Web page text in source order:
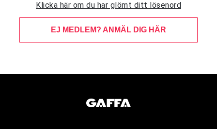
Klicka här om du har glömt ditt lösenord
EJ MEDLEM? ANMÄL DIG HÄR